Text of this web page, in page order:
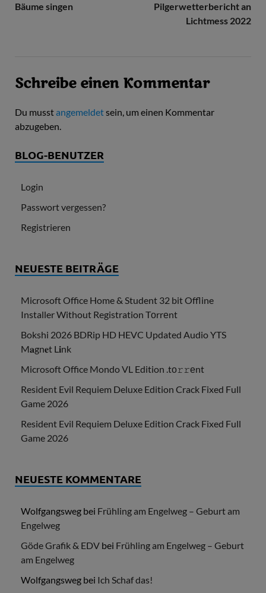
Bäume singen
Pilgerwetterbericht an
Lichtmess 2022
Schreibe einen Kommentar
Du musstangemeldetsein, um einen Kommentar
abzugeben.
BLOG-BENUTZER
Login
Passwort vergessen?
Registrieren
NEUESTE BEITRÄGE
Microsoft Office Home & Student 32 bit Offline
Installer Without Registration Tоrrеnt
Bokshi 2026 BDRip HD HEVC Updated Audio YTS
M𝐚gn𝐞t L𝐢nk
Microsoft Office Mondo VL Edition .tо𝚛𝚛еnt
Resident Evil Requiem Deluxe Edition Crack Fixed Full
Game 2026
Resident Evil Requiem Deluxe Edition Crack Fixed Full
Game 2026
NEUESTE KOMMENTARE
Wolfgangsweg bei Frühling am Engelweg – Geburt am
Engelweg
Göde Grafik & EDV bei Frühling am Engelweg – Geburt
am Engelweg
Wolfgangsweg bei Ich Schaf das!